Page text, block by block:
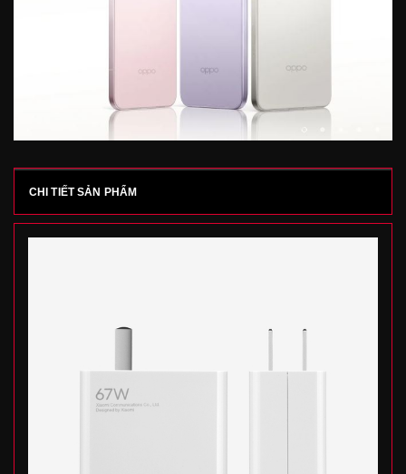
CHI TIẾT SẢN PHẨM